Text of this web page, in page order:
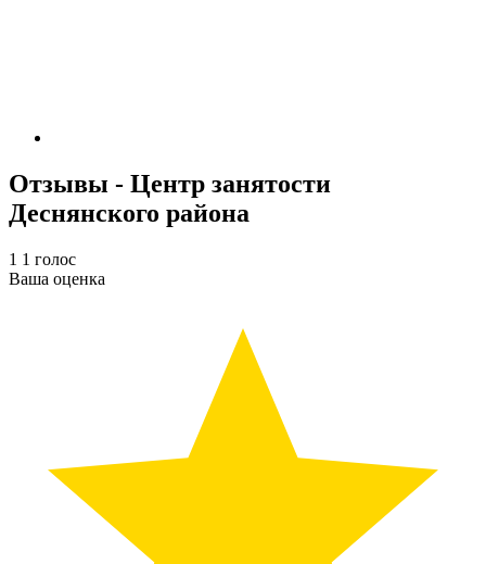
Отзывы - Центр занятости
Деснянского района
1 1 голос
Ваша оценка